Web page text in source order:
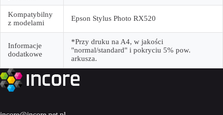
Kompatybilny
z modelami
Epson Stylus Photo RX520
Informacje
dodatkowe
*Przy druku na A4, w jakości
"normal/standard" i pokryciu 5% pow.
arkusza.